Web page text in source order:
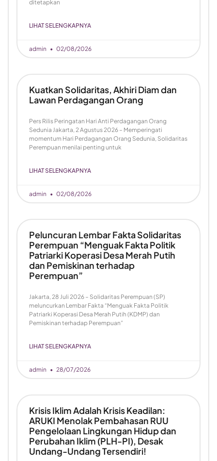
ditetapkan
LIHAT SELENGKAPNYA
admin 02/08/2026
Kuatkan Solidaritas, Akhiri Diam dan
Lawan Perdagangan Orang
Pers Rilis Peringatan Hari Anti Perdagangan Orang
Sedunia Jakarta, 2 Agustus 2026 – Memperingati
momentum Hari Perdagangan Orang Sedunia, Solidaritas
Perempuan menilai penting untuk
LIHAT SELENGKAPNYA
admin 02/08/2026
Peluncuran Lembar Fakta Solidaritas
Perempuan “Menguak Fakta Politik
Patriarki Koperasi Desa Merah Putih
dan Pemiskinan terhadap
Perempuan”
Jakarta, 28 Juli 2026 – Solidaritas Perempuan (SP)
meluncurkan Lembar Fakta “Menguak Fakta Politik
Patriarki Koperasi Desa Merah Putih (KDMP) dan
Pemiskinan terhadap Perempuan”
LIHAT SELENGKAPNYA
admin 28/07/2026
Krisis Iklim Adalah Krisis Keadilan:
ARUKI Menolak Pembahasan RUU
Pengelolaan Lingkungan Hidup dan
Perubahan Iklim (PLH-PI), Desak
Undang-Undang Tersendiri!